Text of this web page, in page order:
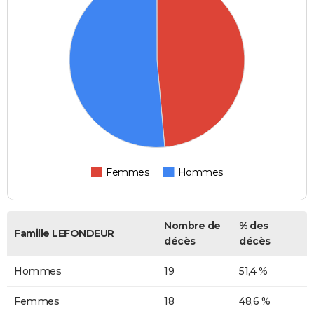
Femmes Hommes
Famille LEFONDEUR
Nombre de
décès
% des
décès
Hommes 19 51,4 %
Femmes 18 48,6 %